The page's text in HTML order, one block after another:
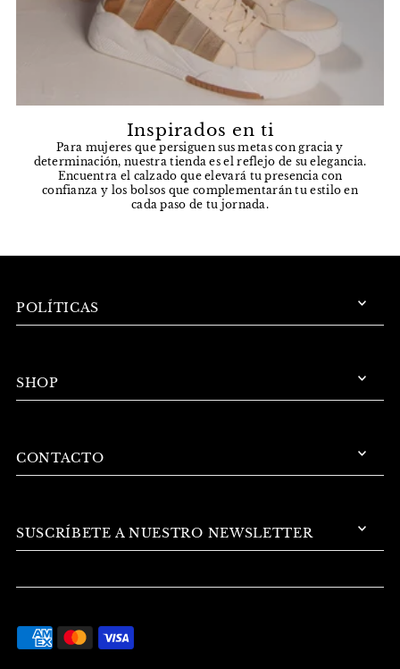
Inspirados en ti
Para mujeres que persiguen sus metas con gracia y
determinación, nuestra tienda es el reflejo de su elegancia.
Encuentra el calzado que elevará tu presencia con
confianza y los bolsos que complementarán tu estilo en
cada paso de tu jornada.
POLÍTICAS
SHOP
CONTACTO
SUSCRÍBETE A NUESTRO NEWSLETTER